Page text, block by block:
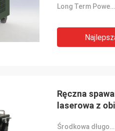
Long Term Power Stability(%):
Ręczna
laserowa z
Środkowa długość fali (nm):